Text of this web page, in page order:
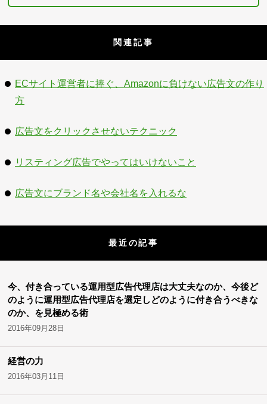
関連記事
ECサイト運営者に捧ぐ、Amazonに負けない広告文の作り
方
広告文をクリックさせないテクニック
リスティング広告でやってはいけないこと
広告文にブランド名や会社名を入れるな
最近の記事
今、付き合っている運用型広告代理店は大丈夫なのか、今後ど
のように運用型広告代理店を選定しどのように付き合うべきな
のか、を見極める術
2016年09月28日
経営の力
2016年03月11日